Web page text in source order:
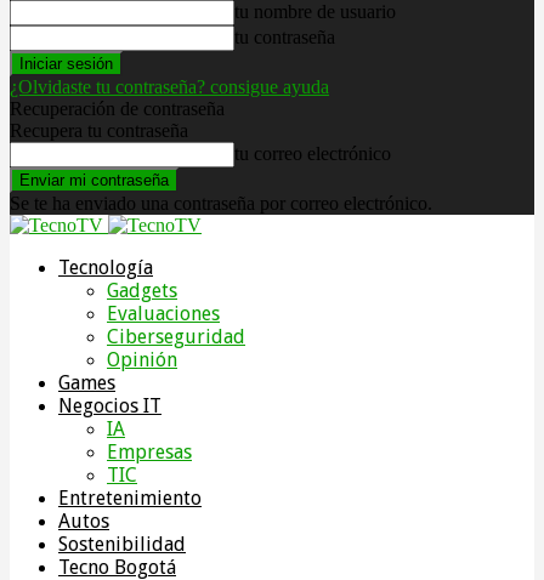
tu nombre de usuario
tu contraseña
¿Olvidaste tu contraseña? consigue ayuda
Recuperación de contraseña
Recupera tu contraseña
tu correo electrónico
Se te ha enviado una contraseña por correo electrónico.
Tecnología
Gadgets
Evaluaciones
Ciberseguridad
Opinión
Games
Negocios IT
IA
Empresas
TIC
Entretenimiento
Autos
Sostenibilidad
Tecno Bogotá